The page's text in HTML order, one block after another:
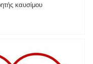
καυσίμου